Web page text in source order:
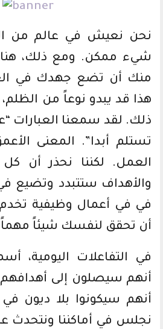
نحن نعيش في عالم من
شيء ممكن. ومع ذلك،
منك أن تضع جهدك في
هذا قد يبدو نوعاً من الظلم،
ذلك. لقد سمعنا العبارات
تستلم أبدا”. المعنى
العمل. لكننا نحذر أن
والأهداف ستتبدد
في في أعمال وظيفية تخدم
أن تحقق لنفسك شيئاً
في التفاعلات اليومية،
أنهم سيصلون إلى أهدافهم
أنهم سيكونوا بلا ديون
نجلس في أماكننا ونتحدث